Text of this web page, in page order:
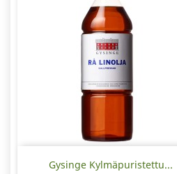
Gysinge Kylmäpuristettu...